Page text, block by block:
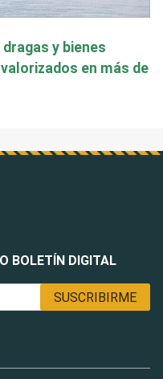
y bienes
en más de
BOLETÍN DIGITAL